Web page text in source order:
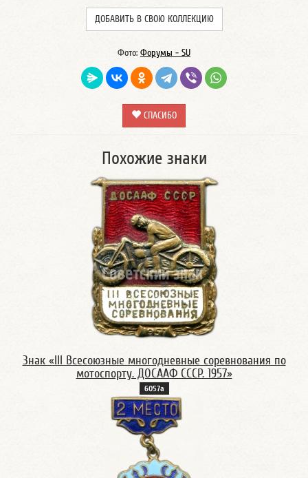
ДОБАВИТЬ В СВОЮ КОЛЛЕКЦИЮ
Фото: Форумы - SU
СПАСИБО
Похожие знаки
Знак «III Всесоюзные многодневные соревнования по
мотоспорту. ДОСААФ СССР. 1957»
6057а